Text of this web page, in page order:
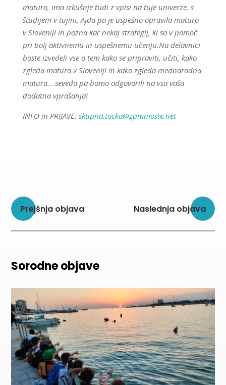
maturo, ima izkušnje tudi z vpisi na tuje univerze, s
študijem v tujini, Ajda pa je uspešno opravila maturo
v Sloveniji in pozna kar nekaj strategij, ki so v pomoč
pri bolj aktivnemu in uspešnemu učenju.Na delavnici
boste izvedeli vse o tem kako se pripraviti, učiti, kako
zgleda matura v Sloveniji in kako zgleda mednarodna
matura… seveda pa bomo odgovorili na vsa vaša
dodatna vprašanja!
INFO in PRIJAVE: skupna.tocka@zpmmoste.net
Prejšnja objava Naslednja objava
Sorodne objave